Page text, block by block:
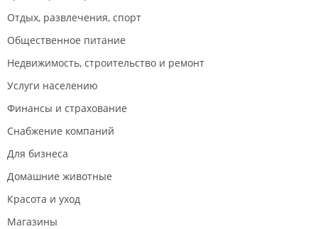
Отдых, развлечения, спорт
Общественное питание
Недвижимость, строительство и ремонт
Услуги населению
Финансы и страхование
Снабжение компаний
Для бизнеса
Домашние животные
Красота и уход
Магазины